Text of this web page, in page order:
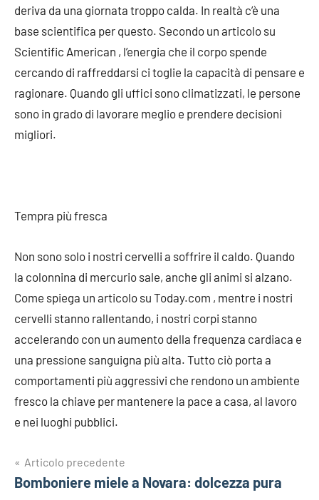
deriva da una giornata troppo calda. In realtà c’è una
base scientifica per questo. Secondo un articolo su
Scientific American , l’energia che il corpo spende
cercando di raffreddarsi ci toglie la capacità di pensare e
ragionare. Quando gli uffici sono climatizzati, le persone
sono in grado di lavorare meglio e prendere decisioni
migliori.
Tempra più fresca
Non sono solo i nostri cervelli a soffrire il caldo. Quando
la colonnina di mercurio sale, anche gli animi si alzano.
Come spiega un articolo su Today.com , mentre i nostri
cervelli stanno rallentando, i nostri corpi stanno
accelerando con un aumento della frequenza cardiaca e
una pressione sanguigna più alta. Tutto ciò porta a
comportamenti più aggressivi che rendono un ambiente
fresco la chiave per mantenere la pace a casa, al lavoro
e nei luoghi pubblici.
Navigazione
articoli
Articolo precedente
Bomboniere miele a Novara: dolcezza pura